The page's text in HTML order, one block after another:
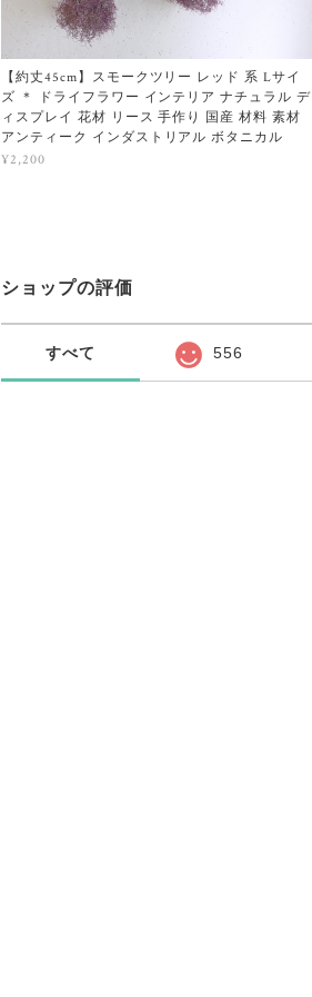
【約丈45cm】スモークツリー レッド 系 Lサイ
ズ ＊ ドライフラワー インテリア ナチュラル デ
ィスプレイ 花材 リース 手作り 国産 材料 素材
アンティーク インダストリアル ボタニカル
¥2,200
ショップの評価
すべて 556